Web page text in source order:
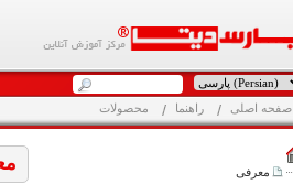
صفحه اصلی راهنما محصولات
معرفی